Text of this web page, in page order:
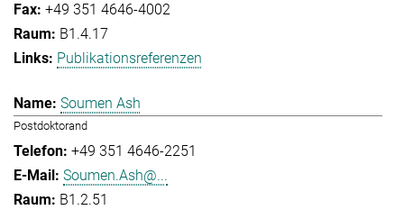
+49 351 4646-4002
B1.4.17
Publikationsreferenzen
Soumen Ash
Postdoktorand
+49 351 4646-2251
Soumen.Ash@...
B1.2.51